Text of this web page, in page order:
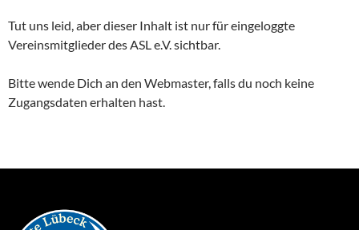
Tut uns leid, aber dieser Inhalt ist nur für eingeloggte
Vereinsmitglieder des ASL e.V. sichtbar.
Bitte wende Dich an den Webmaster, falls du noch keine
Zugangsdaten erhalten hast.